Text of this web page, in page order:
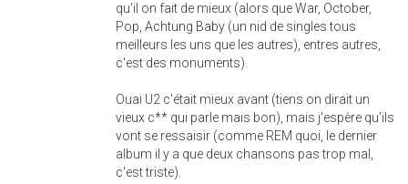
qu'il on fait de mieux (alors que War, October,
Pop, Achtung Baby (un nid de singles tous
meilleurs les uns que les autres), entres autres,
c'est des monuments).
Ouai U2 c'était mieux avant (tiens on dirait un
vieux c** qui parle mais bon), mais j'espère qu'ils
vont se ressaisir (comme REM quoi, le dernier
album il y a que deux chansons pas trop mal,
c'est triste).